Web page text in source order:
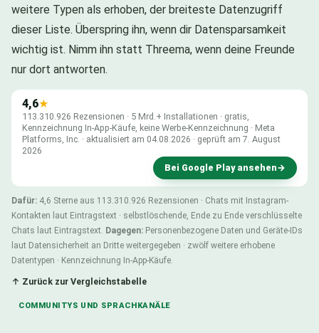
weitere Typen als erhoben, der breiteste Datenzugriff
dieser Liste. Überspring ihn, wenn dir Datensparsamkeit
wichtig ist. Nimm ihn statt Threema, wenn deine Freunde
nur dort antworten.
4,6★
113.310.926 Rezensionen · 5 Mrd.+ Installationen · gratis,
Kennzeichnung In-App-Käufe, keine Werbe-Kennzeichnung · Meta
Platforms, Inc. · aktualisiert am 04.08.2026 · geprüft am 7. August
2026
Bei Google Play ansehen→
Dafür: 4,6 Sterne aus 113.310.926 Rezensionen · Chats mit Instagram-
Kontakten laut Eintragstext · selbstlöschende, Ende zu Ende verschlüsselte
Chats laut Eintragstext. Dagegen: Personenbezogene Daten und Geräte-IDs
laut Datensicherheit an Dritte weitergegeben · zwölf weitere erhobene
Datentypen · Kennzeichnung In-App-Käufe.
↑ Zurück zur Vergleichstabelle
COMMUNITYS UND SPRACHKANÄLE